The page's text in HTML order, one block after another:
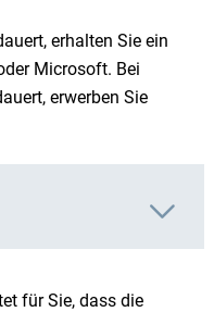
erhalten Sie ein
Microsoft. Bei
erwerben Sie
für Sie, dass die